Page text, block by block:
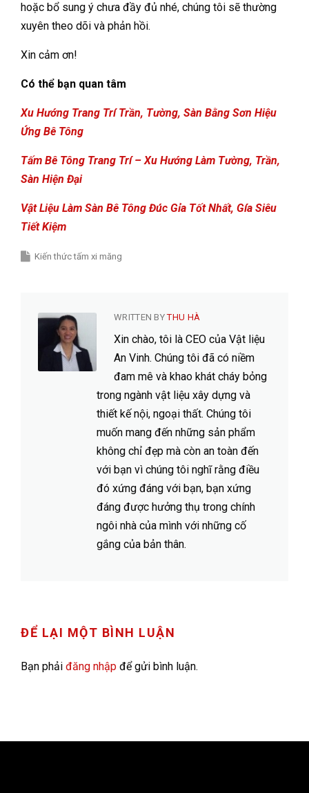
hoặc bổ sung ý chưa đầy đủ nhé, chúng tôi sẽ thường
xuyên theo dõi và phản hồi.
Xin cảm ơn!
Có thể bạn quan tâm
Xu Hướng Trang Trí Trần, Tường, Sàn Bằng Sơn Hiệu
Ứng Bê Tông
Tấm Bê Tông Trang Trí – Xu Hướng Làm Tường, Trần,
Sàn Hiện Đại
Vật Liệu Làm Sàn Bê Tông Đúc Gỉa Tốt Nhất, Gía Siêu
Tiết Kiệm
Kiến thức tấm xi măng
WRITTEN BYTHU HÀ
Xin chào, tôi là CEO của Vật liệu
An Vinh. Chúng tôi đã có niềm
đam mê và khao khát cháy bỏng
trong ngành vật liệu xây dựng và
thiết kế nội, ngoại thất. Chúng tôi
muốn mang đến những sản phẩm
không chỉ đẹp mà còn an toàn đến
với bạn vì chúng tôi nghĩ rằng điều
đó xứng đáng với bạn, bạn xứng
đáng được hưởng thụ trong chính
ngôi nhà của mình với những cố
gắng của bản thân.
ĐỂ LẠI MỘT BÌNH LUẬN
Bạn phải đăng nhập để gửi bình luận.